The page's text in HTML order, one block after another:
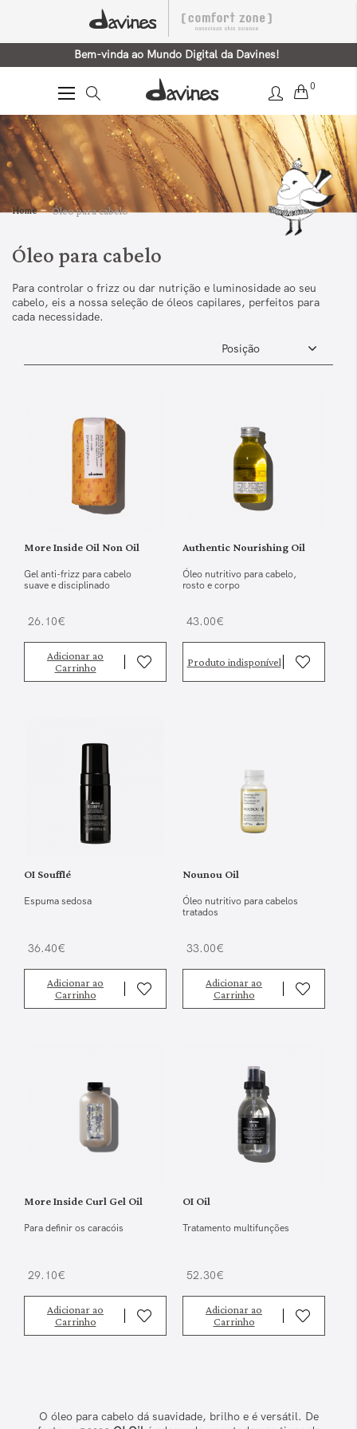
Bem-vinda ao Mundo Digital da Davines!
Alternar
0
Home Óleo para cabelo
Óleo para cabelo
Para controlar o frizz ou dar nutrição e luminosidade ao seu
cabelo, eis a nossa seleção de óleos capilares, perfeitos para
cada necessidade.
More Inside Oil Non Oil
Gel anti-frizz para cabelo
suave e disciplinado
26.10€
Adicionar ao
Carrinho
Authentic Nourishing Oil
Óleo nutritivo para cabelo,
rosto e corpo
43.00€
Produto indisponível
OI Soufflé
Espuma sedosa
36.40€
Adicionar ao
Carrinho
Nounou Oil
Óleo nutritivo para cabelos
tratados
33.00€
Adicionar ao
Carrinho
More Inside Curl Gel Oil
Para definir os caracóis
29.10€
Adicionar ao
Carrinho
OI Oil
Tratamento multifunções
52.30€
Adicionar ao
Carrinho
O óleo para cabelo dá suavidade, brilho e é versátil. De